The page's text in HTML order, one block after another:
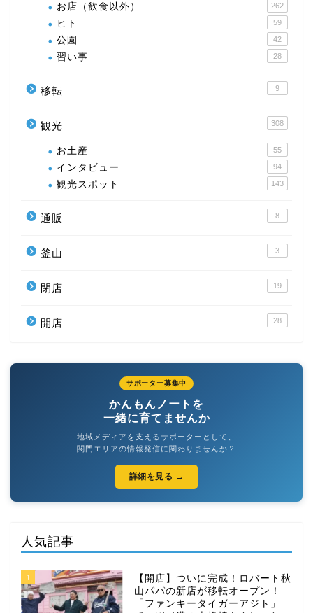
お店（飲食以外） 262
ヒト 59
公園 42
習い事 28
移転 9
観光 308
お土産 55
インタビュー 94
観光スポット 143
通販 8
釜山 3
閉店 19
開店 28
サポーター募集中
かんもんノートを
一緒に育てませんか
地域メディアを支えるサポーターとして、
関門エリアの情報発信に関わりませんか？
詳細を見る →
人気記事
1
【開店】ついに完成！ロバート秋
山パパの新店が移転オープン！
「ファンキータイガーアジト」